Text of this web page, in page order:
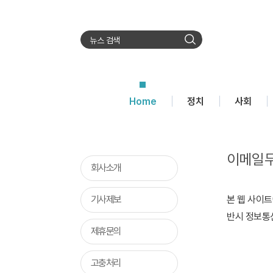
검
Home 정치 사회
회사소개
기사제보
제휴문의
고충처리
이메일
본 웹 사이
반시 정보